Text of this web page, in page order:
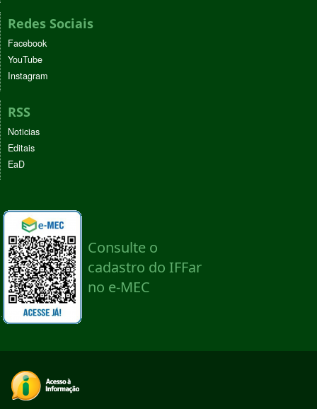
Redes Sociais
Facebook
YouTube
Instagram
RSS
Noticias
Editais
EaD